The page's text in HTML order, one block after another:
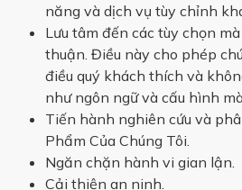
năng và dịch vụ tùy chỉnh
Lưu tâm đến các tùy chọn
thuận. Điều này cho phép
điều quý khách thích và
như ngôn ngữ và cấu hình
Tiến hành nghiên cứu và
Phẩm Của Chúng Tôi.
Ngăn chặn hành vi gian lận.
Cải thiện an ninh.